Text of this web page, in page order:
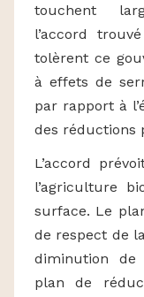
touchent
l’accord
tolèrent ce
à effets de
par rapport à
des réductions
L’accord
l’agriculture
surface. Le
de respect de
diminution de
plan de